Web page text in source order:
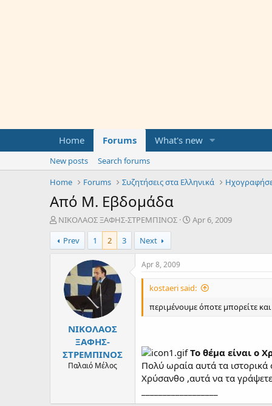
Home Forums What's new
New posts
Search forums
Home
Forums Συζητήσεις στα Ελληνικά
Από Μ. Εβδομάδα
T
h
r
e
ΝΙΚΟΛΑΟΣ ΞΑΦΗΣ-ΣΤΡΕΜΠΙΝΟΣ
S
r
a
e
Apr 6, 2009
Prev
1 2 3 Next
ΝΙΚΟΛΑΟΣ
ΞΑΦΗΣ-
ΣΤΡΕΜΠΙΝΟΣ
Παλαιό Μέλος
Apr 8, 2009
kostaeri said:
περιμένουμε όποτε μπορείτε
Το θέμα είναι ο
Πολύ ωραία αυτά τα ιστορικά
Χρύσανθο ,αυτά να τα